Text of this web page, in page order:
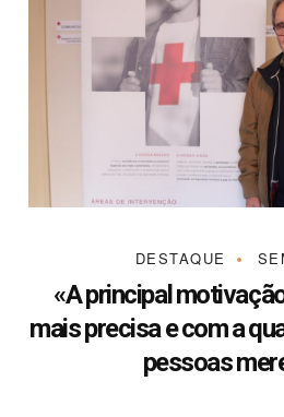
DESTAQUE
«A principal
mais precisa e com a
pessoas